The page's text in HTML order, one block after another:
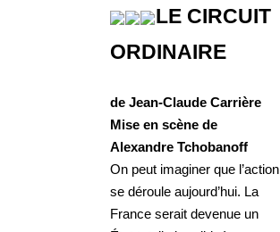
LE CIRCUIT
ORDINAIRE
de Jean-Claude Carrière
Mise en scène de
Alexandre Tchobanoff
On peut imaginer que l’action
se déroule aujourd’hui. La
France serait devenue un